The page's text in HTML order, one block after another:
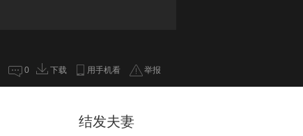
0 下载 用手机看 举报
结发夫妻